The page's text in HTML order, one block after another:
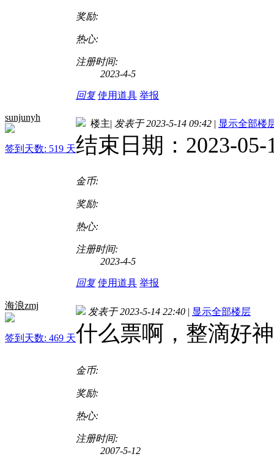
奖励:
热心:
注册时间:
2023-4-5
回复 使用道具 举报
sunjunyh
签到天数: 519 天
楼主| 发表于 2023-5-14 09:42 | 显示全部楼
结束日期：2023-05-
金币:
奖励:
热心:
注册时间:
2023-4-5
回复 使用道具 举报
海浪zmj
签到天数: 469 天
发表于 2023-5-14 22:40 | 显示全部楼层
什么票啊，整滴好
金币:
奖励:
热心:
注册时间:
2007-5-12